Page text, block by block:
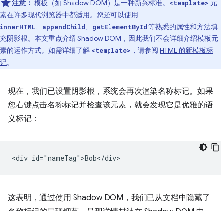
注意： 模板（如 Shadow DOM）是一种新兴标准。 <template> 元
素在许多现代浏览器中都适用。您还可以使用
innerHTML、 appendChild、 getElementById 等熟悉的属性和方法填
充阴影根。本文重点介绍 Shadow DOM，因此我们不会详细介绍模板元
素的运作方式。如需详细了解 <template> ，请参阅 HTML 的新模板标
记。
现在，我们已设置阴影根，系统会再次渲染名称标记。如果
您右键点击名称标记并检查该元素，就会发现它是优雅的语
义标记：
这表明，通过使用 Shadow DOM，我们已从文档中隐藏了